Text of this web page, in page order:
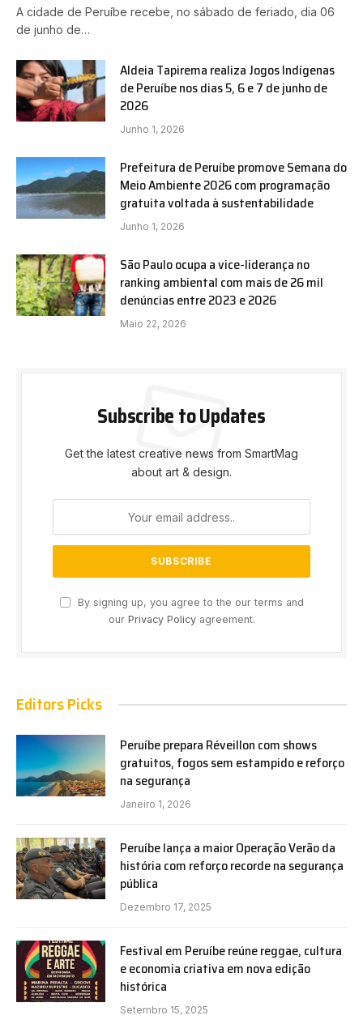
A cidade de Peruíbe recebe, no sábado de feriado, dia 06
de junho de…
Aldeia Tapirema realiza Jogos Indígenas
de Peruíbe nos dias 5, 6 e 7 de junho de
2026
Junho 1, 2026
Prefeitura de Peruíbe promove Semana do
Meio Ambiente 2026 com programação
gratuita voltada à sustentabilidade
Junho 1, 2026
São Paulo ocupa a vice-liderança no
ranking ambiental com mais de 26 mil
denúncias entre 2023 e 2026
Maio 22, 2026
Subscribe to Updates
Get the latest creative news from SmartMag
about art & design.
By signing up, you agree to the our terms and
our Privacy Policyagreement.
Editors Picks
Peruíbe prepara Réveillon com shows
gratuitos, fogos sem estampido e reforço
na segurança
Janeiro 1, 2026
Peruíbe lança a maior Operação Verão da
história com reforço recorde na segurança
pública
Dezembro 17, 2025
Festival em Peruíbe reúne reggae, cultura
e economia criativa em nova edição
histórica
Setembro 15, 2025